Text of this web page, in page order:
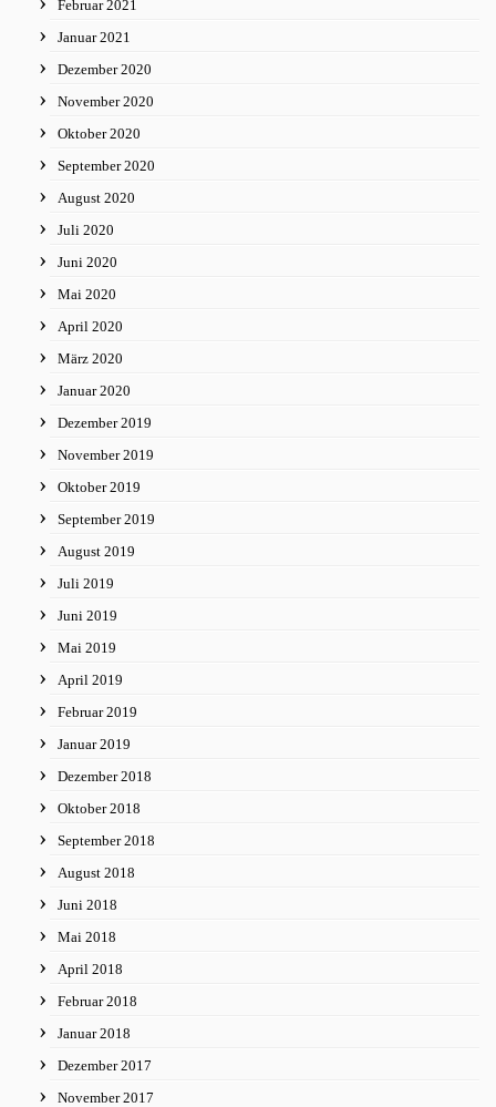
Februar 2021
Januar 2021
Dezember 2020
November 2020
Oktober 2020
September 2020
August 2020
Juli 2020
Juni 2020
Mai 2020
April 2020
März 2020
Januar 2020
Dezember 2019
November 2019
Oktober 2019
September 2019
August 2019
Juli 2019
Juni 2019
Mai 2019
April 2019
Februar 2019
Januar 2019
Dezember 2018
Oktober 2018
September 2018
August 2018
Juni 2018
Mai 2018
April 2018
Februar 2018
Januar 2018
Dezember 2017
November 2017